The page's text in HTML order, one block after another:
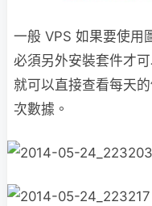
一般 VPS 如果要使用
必須另外安裝套件才
就可以直接查看每天
次數據。